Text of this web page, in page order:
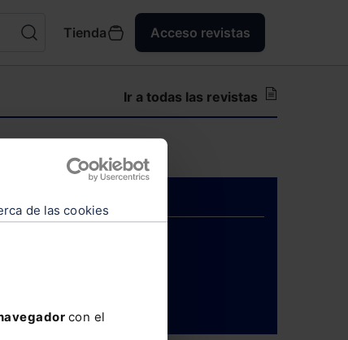
de las cookies
con el
Tienda Acceso revistas
Ir a todas las revistas